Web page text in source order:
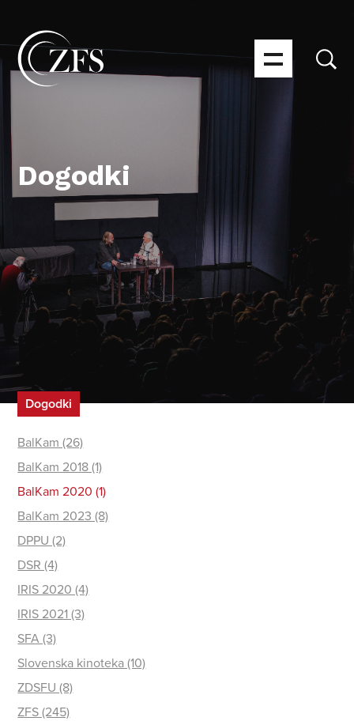
Dogodki
Dogodki
BalKam (26)
BalKam 2018 (1)
BalKam 2020 (1)
BalKam 2023 (8)
DPPU (2)
DSR (4)
IRIS 2020 (4)
IRIS 2021 (3)
SFA (3)
Slovenska kinoteka (10)
ZDSFU (8)
ZFS (245)